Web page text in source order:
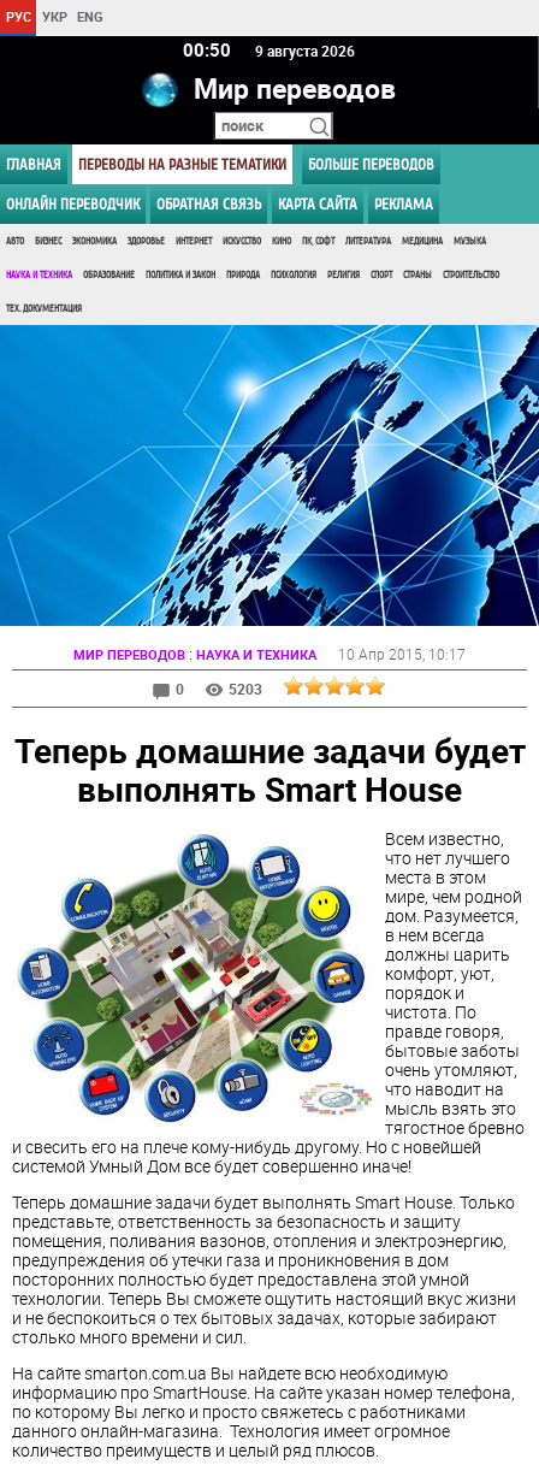
РУС УКР ENG
00:50 9 августа 2026
Мир переводов
ГЛАВНАЯ ПЕРЕВОДЫ НА РАЗНЫЕ ТЕМАТИКИ БОЛЬШЕ ПЕРЕВОДОВ
ОНЛАЙН ПЕРЕВОДЧИК ОБРАТНАЯ СВЯЗЬ КАРТА САЙТА РЕКЛАМА
АВТО БИЗНЕС ЭКОНОМИКА ЗДОРОВЬЕ ИНТЕРНЕТ ИСКУССТВО КИНО ПК, СОФТ ЛИТЕРАТУРА МЕДИЦИНА МУЗЫКА
НАУКА И ТЕХНИКА ОБРАЗОВАНИЕ ПОЛИТИКА И ЗАКОН ПРИРОДА ПСИХОЛОГИЯ РЕЛИГИЯ СПОРТ СТРАНЫ СТРОИТЕЛЬСТВО
ТЕХ. ДОКУМЕНТАЦИЯ
МИР ПЕРЕВОДОВ : НАУКА И ТЕХНИКА 10 Апр 2015 , 10:17
0
5203
Теперь домашние задачи будет
выполнять Smart House
Всем известно,
что нет лучшего
места в этом
мире, чем родной
дом. Разумеется,
в нем всегда
должны царить
комфорт, уют,
порядок и
чистота. По
правде говоря,
бытовые заботы
очень утомляют,
что наводит на
мысль взять это
тягостное бревно
и свесить его на плече кому-нибудь другому. Но с новейшей
системой Умный Дом все будет совершенно иначе!
Теперь домашние задачи будет выполнять Smart House. Только
представьте, ответственность за безопасность и защиту
помещения, поливания вазонов, отопления и электроэнергию,
предупреждения об утечки газа и проникновения в дом
посторонних полностью будет предоставлена этой умной
технологии. Теперь Вы сможете ощутить настоящий вкус жизни
и не беспокоиться о тех бытовых задачах, которые забирают
столько много времени и сил.
На сайте smarton.com.ua Вы найдете всю необходимую
информацию про SmartHouse. На сайте указан номер телефона,
по которому Вы легко и просто свяжетесь с работниками
данного онлайн-магазина. Технология имеет огромное
количество преимуществ и целый ряд плюсов.